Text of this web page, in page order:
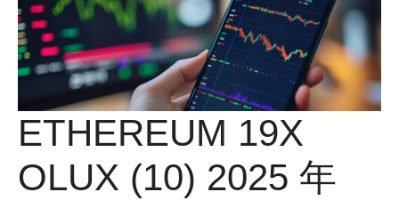
ETHEREUM 19X
OLUX (10) 2025 年